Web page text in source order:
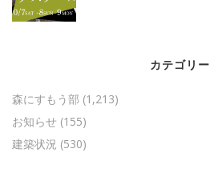
カテゴリー
森にすもう部 (1,213)
お知らせ (155)
建築状況 (530)